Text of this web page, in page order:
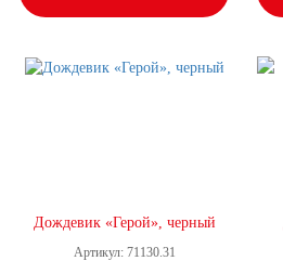
Дождевик «Герой», черный
Артикул: 71130.31